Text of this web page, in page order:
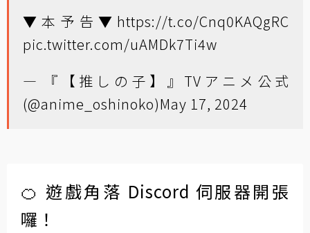
▼本予告▼ https://t.co/Cnq0KAQgRC
pic.twitter.com/uAMDk7Ti4w
— 『【推しの子】』TVアニメ公式
(@anime_oshinoko)May 17, 2024
🍊 遊戲角落 Discord 伺服器開張
囉！